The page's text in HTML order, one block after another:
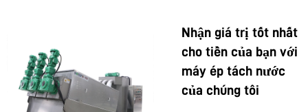
Nhận giá trị tốt nhất
cho tiền của bạn với
máy ép tách nước
của chúng tôi